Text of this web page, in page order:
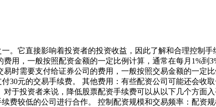
。它直接影响着投资者的投资收益，因此了解和合理控制
用，一般按照配资金额的一定比例计算，通常在每月1%到
时需要支付给证券公司的费用，一般按照交易金额的一定
30元的交易手续费。 其他费用：有些配资公司可能还会收
于投资者来说，降低股票配资手续费可以从以下几个方面
费较低的公司进行合作。 控制配资规模和交易频率：配资